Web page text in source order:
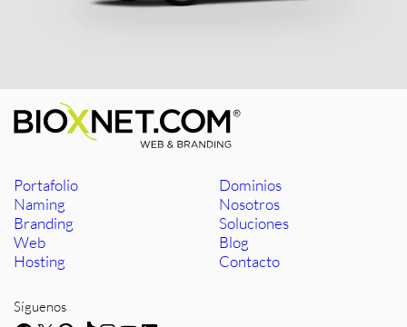
Portafolio
Naming
Branding
Web
Hosting
Dominios
Nosotros
Soluciones
Blog
Contacto
Síguenos